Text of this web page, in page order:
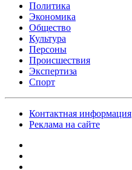
Политика
Экономика
Общество
Культура
Персоны
Происшествия
Экспертиза
Спорт
Контактная информация
Реклама на сайте